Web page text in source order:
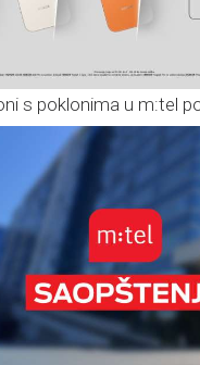
s poklonima u m:tel